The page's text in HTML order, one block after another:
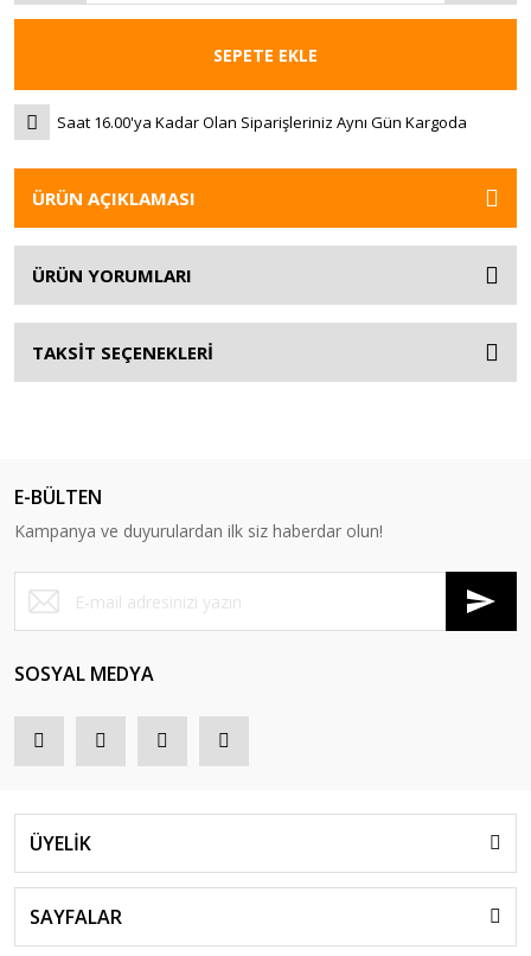
SEPETE EKLE
Saat 16.00'ya Kadar Olan Siparişleriniz Aynı Gün Kargoda
ÜRÜN AÇIKLAMASI
ÜRÜN YORUMLARI
TAKSİT SEÇENEKLERİ
E-BÜLTEN
Kampanya ve duyurulardan ilk siz haberdar olun!
SOSYAL MEDYA
ÜYELİK
SAYFALAR